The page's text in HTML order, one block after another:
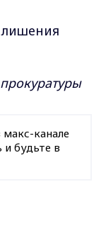
канале
будьте в